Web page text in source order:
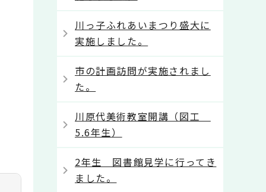
川っ子ふれあいまつり盛大に
実施しました。
市の計画訪問が実施されまし
た。
川原代美術教室開講（図工
5.6年生）
2年生 図書館見学に行ってき
ました。